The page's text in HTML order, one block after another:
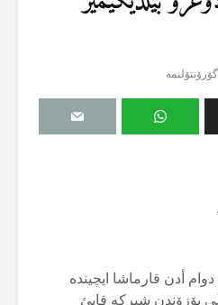
أدن قارماشا ایچیندە
یۆزۆندن شیرکە قاپئ